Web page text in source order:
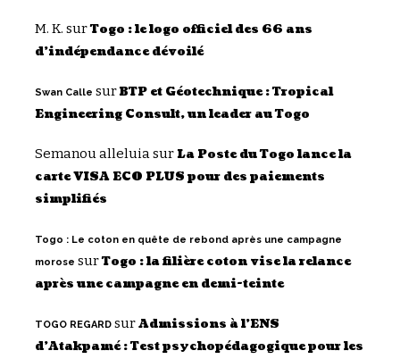
M. K. surTogo : le logo officiel des 66 ans
d’indépendance dévoilé
Swan Calle surBTP et Géotechnique : Tropical
Engineering Consult, un leader au Togo
Semanou alleluiasurLa Poste du Togo lance la
carte VISA ECO PLUS pour des paiements
simplifiés
Togo : Le coton en quête de rebond après une campagne
morose surTogo : la filière coton vise la relance
après une campagne en demi-teinte
TOGO REGARD surAdmissions à l’ENS
d’Atakpamé : Test psychopédagogique pour les